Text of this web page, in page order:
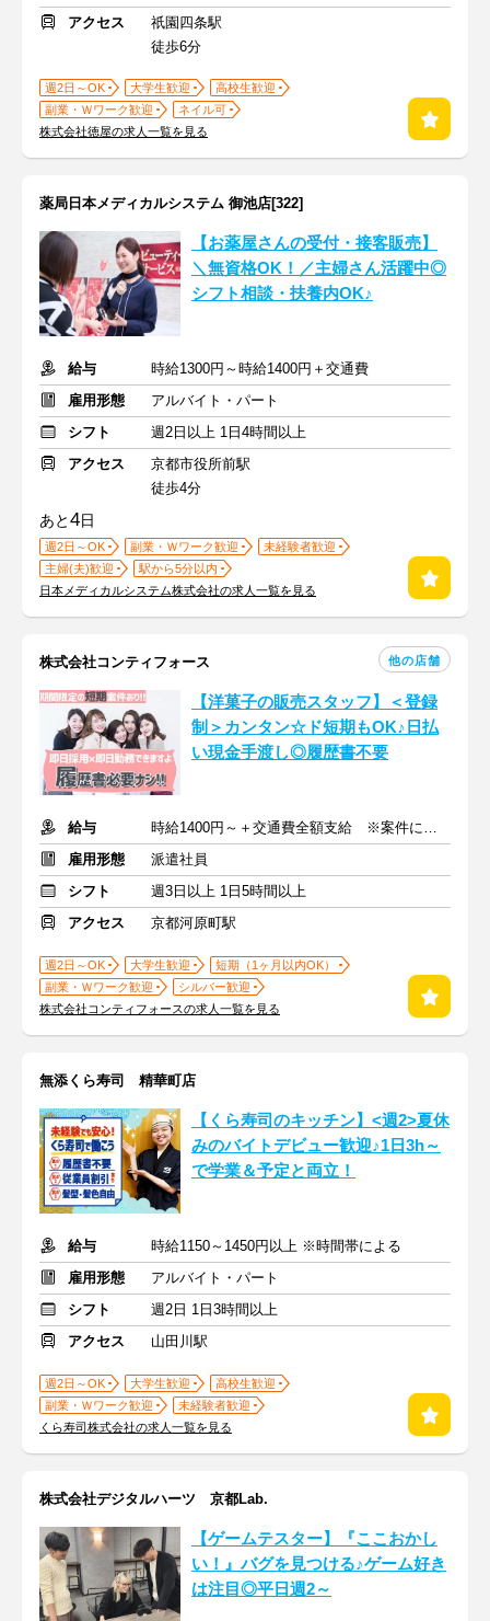
アクセス
祇園四条駅
徒歩6分
週2日～OK 大学生歓迎
高校生歓迎
副業・Ｗワーク歓迎
ネイル可
株式会社徳屋の求人一覧を見る
薬局日本メディカルシステム 御池店[322]
【お薬屋さんの受付・接客販売】
＼無資格OK！／主婦さん活躍中◎
シフト相談・扶養内OK♪
給与
時給1300円～時給1400円＋交通費
雇用形態
アルバイト・パート
シフト
週2日以上 1日4時間以上
アクセス
京都市役所前駅
徒歩4分
あと4日
週2日～OK 副業・Ｗワーク歓迎
未経験者歓迎
主婦(夫)歓迎
駅から5分以内
日本メディカルシステム株式会社の求人一覧を見る
株式会社コンティフォース 他の店舗
【洋菓子の販売スタッフ】＜登録
制＞カンタン☆ド短期もOK♪日払
い現金手渡し◎履歴書不要
給与
時給1400円～＋交通費全額支給 ※案件による
雇用形態
派遣社員
シフト
週3日以上 1日5時間以上
アクセス
京都河原町駅
週2日～OK 大学生歓迎
短期（1ヶ月以内OK）
副業・Ｗワーク歓迎
シルバー歓迎
株式会社コンティフォースの求人一覧を見る
無添くら寿司 精華町店
【くら寿司のキッチン】<週2>夏休
みのバイトデビュー歓迎♪1日3h～
で学業＆予定と両立！
給与
時給1150～1450円以上 ※時間帯による
雇用形態
アルバイト・パート
シフト
週2日 1日3時間以上
アクセス
山田川駅
週2日～OK 大学生歓迎
高校生歓迎
副業・Ｗワーク歓迎
未経験者歓迎
くら寿司株式会社の求人一覧を見る
株式会社デジタルハーツ 京都Lab.
【ゲームテスター】『ここおかし
い！』バグを見つける♪ゲーム好き
は注目◎平日週2～